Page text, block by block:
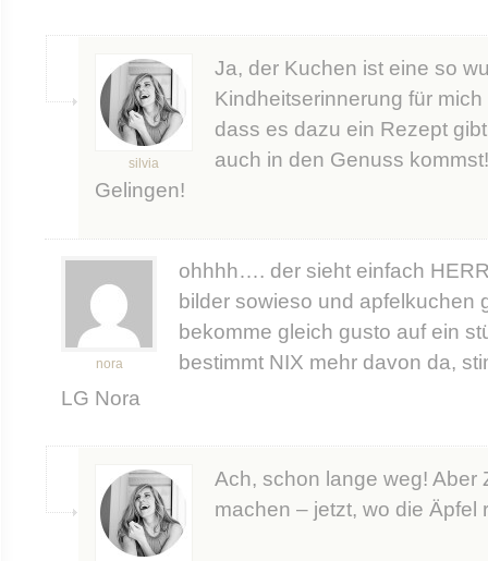
silvia
Ja, der Kuchen ist eine so
Kindheitserinnerung für
dass es dazu ein Rezept
auch in den Genuss
Gelingen!
nora
ohhhh…. der sieht einfach
bilder sowieso und apfelkuchen
bekomme gleich gusto auf ein
bestimmt NIX mehr davon da,
LG Nora
Ach, schon lange weg! Aber
machen – jetzt, wo die Äpfel